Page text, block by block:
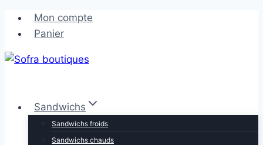
Aller
contenu
Aller
contenu
Mon compte
Panier
Sandwichs
Sandwichs froids
Sandwichs chauds